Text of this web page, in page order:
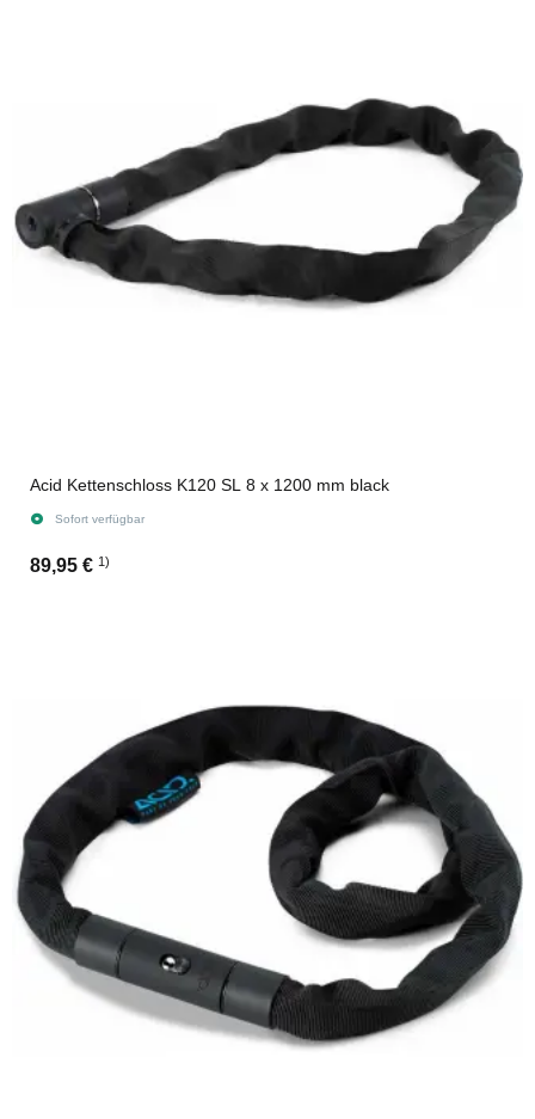
Acid Kettenschloss K120 SL 8 x 1200 mm black
Sofort verfügbar
89,95 € 1)